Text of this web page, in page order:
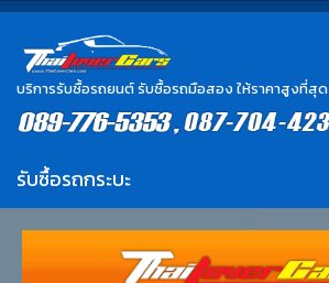
บริการรับซื้อรถยนต์ รับซื้อรถมือสอง ให้ราคาสูงที่สุด